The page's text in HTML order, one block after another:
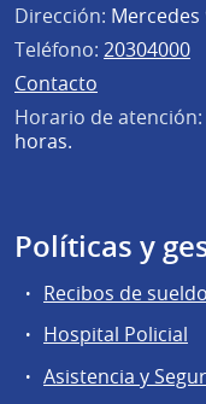
Dirección: Mercedes
Teléfono: 20304000
Contacto
Horario de atención:
horas.
Políticas y
Recibos de sueldo
Hospital Policial
Asistencia y